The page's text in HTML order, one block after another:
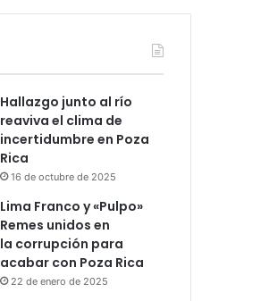
Hallazgo junto al río
reaviva el clima de
incertidumbre en Poza
Rica
16 de octubre de 2025
Lima Franco y «Pulpo»
Remes unidos en
la corrupción para
acabar con Poza Rica
22 de enero de 2025